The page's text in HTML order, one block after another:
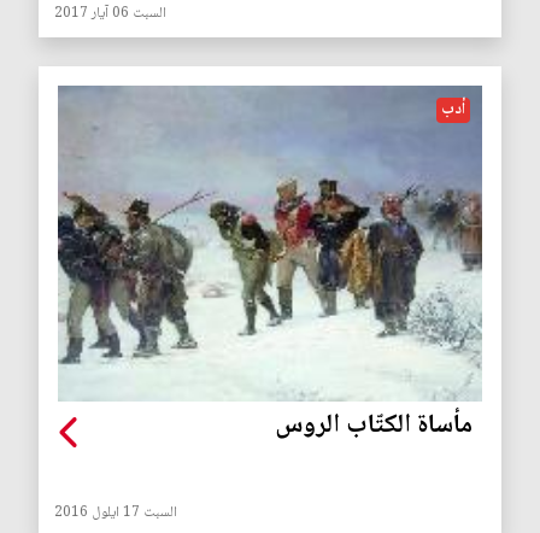
السبت 06 آيار 2017
أدب
مأساة الكتّاب الروس
السبت 17 ايلول 2016